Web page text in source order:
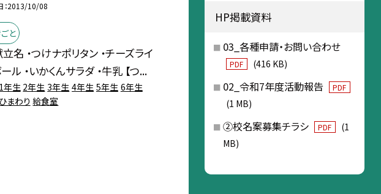
2013/10/08
と
名 ・つけナポリタン ・チーズライ
ル ・いかくんサラダ ・牛乳 【つ...
1年生 2年生 3年生 4年生 5年生 6年生
ひまわり 給食室
HP掲載資料
03_各種申請・お問い合わせ
PDF (416 KB)
02_令和7年度活動報告 PDF
(1 MB)
②校名案募集チラシ PDF
(1
MB)